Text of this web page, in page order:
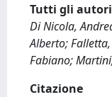
Tutti gli autori
Di Nicola,
Alberto;
Fabiano;
Citazione